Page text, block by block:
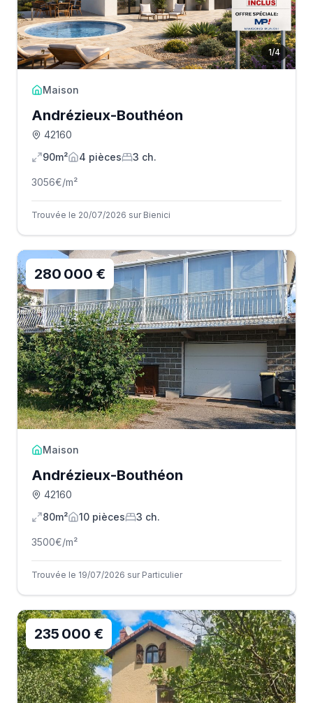
1/4
Maison
Andrézieux-Bouthéon
42160
90m²
4 pièces 3 ch.
3056€/m²
Trouvée le 20/07/2026 sur Bienici
280 000 €
Maison
Andrézieux-Bouthéon
42160
80m²
10 pièces 3 ch.
3500€/m²
Trouvée le 19/07/2026 sur Particulier
235 000 €